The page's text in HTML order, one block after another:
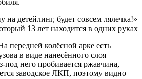
передней колёсной арке есть
в виде нанесённого слоя
под него пробивается ржавчина,
заводское ЛКП, поэтому видно